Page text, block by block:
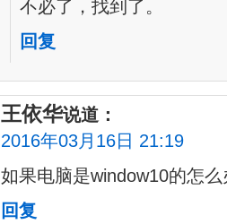
不必了，找到了。
回复
王依华说道：
2016年03月16日 21:19
如果电脑是window10的怎么
回复